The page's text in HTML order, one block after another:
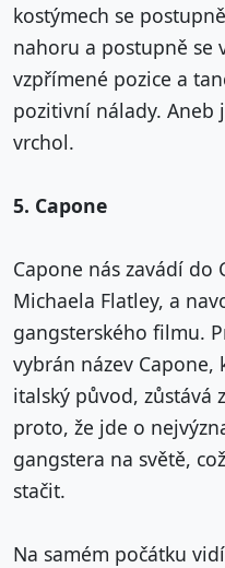
kostýmech se
nahoru a postupně se
vzpřímené pozice a
pozitivní nálady. Aneb
vrchol.
5. Capone
Capone nás zavádí do
Michaela Flatley, a
gangsterského filmu.
vybrán název
italský původ, zůstává
proto, že jde o
gangstera na světě,
stačit.
Na samém počátku